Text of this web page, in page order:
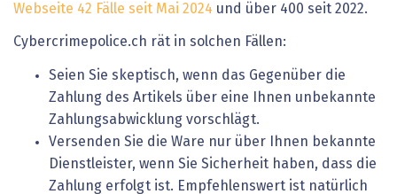
Webseite 42 Fälle seit Mai 2024 und über 400 seit 2022.
Cybercrimepolice.ch rät in solchen Fällen:
Seien Sie skeptisch, wenn das Gegenüber die
Zahlung des Artikels über eine Ihnen unbekannte
Zahlungsabwicklung vorschlägt.
Versenden Sie die Ware nur über Ihnen bekannte
Dienstleister, wenn Sie Sicherheit haben, dass die
Zahlung erfolgt ist. Empfehlenswert ist natürlich